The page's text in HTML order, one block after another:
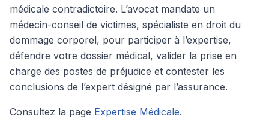
médicale contradictoire. L’avocat mandate un
médecin-conseil de victimes, spécialiste en droit du
dommage corporel, pour participer à l’expertise,
défendre votre dossier médical, valider la prise en
charge des postes de préjudice et contester les
conclusions de l’expert désigné par l’assurance.
Consultez la page Expertise Médicale.